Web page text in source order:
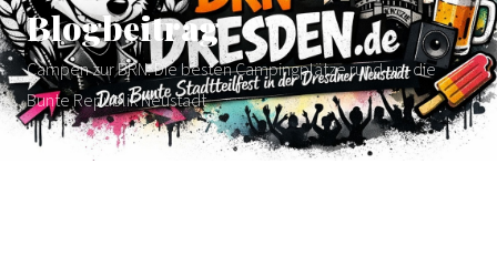
Blogbeitrag
Campen zur BRN: Die besten Campingplätze rund um die
Bunte Republik Neustadt